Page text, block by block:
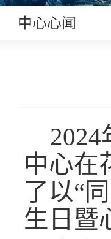
中心心闻
中心在
了以“
生日暨